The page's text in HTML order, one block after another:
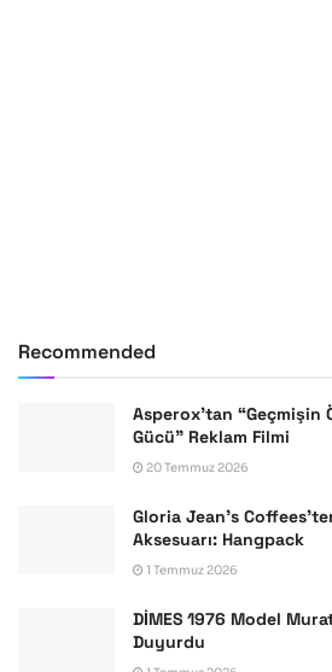
Recommended
Asperox’tan “Geçmişin
Gücü” Reklam Filmi
20 Temmuz 2026
Gloria Jean’s
Aksesuarı: Hangpack
1 Temmuz 2026
DİMES 1976 Model
Duyurdu